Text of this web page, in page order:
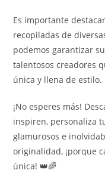
Es importante
recopiladas de
podemos garantizar
talentosos creadores
única y llena de estilo.
¡No esperes más!
inspiren, personaliza
glamurosos e
originalidad, ¡porque
única! 👑🌈